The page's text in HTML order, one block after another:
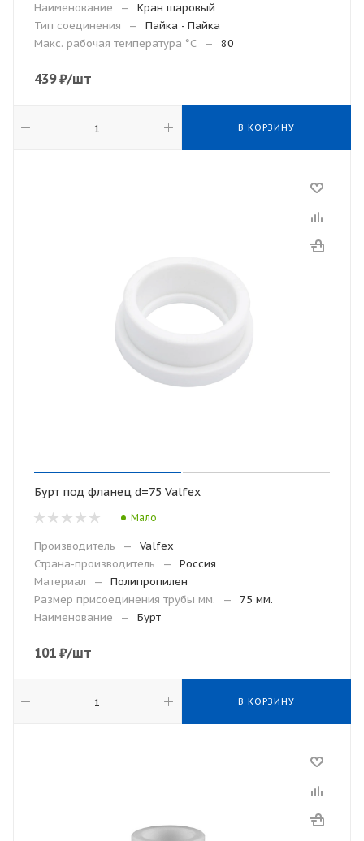
Наименование
—
Кран шаровый
Тип соединения
—
Пайка - Пайка
Макc. рабочая температура °С
— 80
439₽/шт
В КОРЗИНУ
Бурт под фланец d=75 Valfex
Мало
Производитель —
Valfex
Страна-производитель
—
Россия
Материал
—
Полипропилен
Размер присоединения трубы мм.
—
75 мм.
Наименование
— Бурт
101 ₽/шт
В КОРЗИНУ